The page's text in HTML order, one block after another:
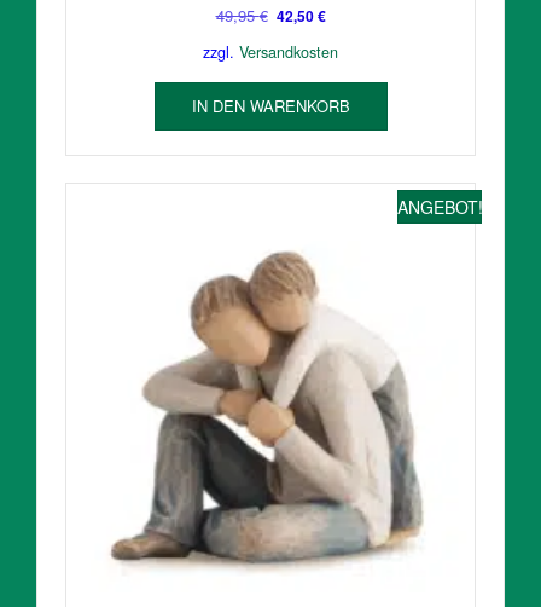
49,95€ Ursprünglicher
war:
49,95 €
42,50€Aktueller
ist:
42,50 €.
zzgl. Versandkosten
IN DEN WARENKORB
ANGEBOT!